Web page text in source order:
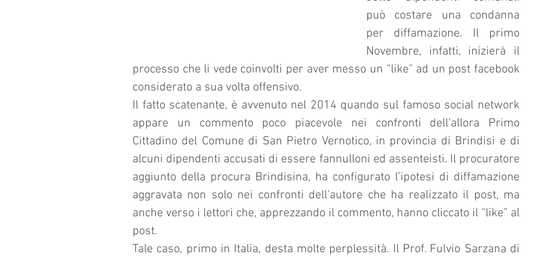
può costare una condanna
per diffamazione. Il primo
Novembre, infatti, inizierà il
processo che li vede coinvolti per aver messo un “like” ad un post facebook
considerato a sua volta offensivo.
Il fatto scatenante, è avvenuto nel 2014 quando sul famoso social network
appare un commento poco piacevole nei confronti dell’allora Primo
Cittadino del Comune di San Pietro Vernotico, in provincia di Brindisi e di
alcuni dipendenti accusati di essere fannulloni ed assenteisti. Il procuratore
aggiunto della procura Brindisina, ha configurato l’ipotesi di diffamazione
aggravata non solo nei confronti dell’autore che ha realizzato il post, ma
anche verso i lettori che, apprezzando il commento, hanno cliccato il “like” al
post.
Tale caso, primo in Italia, desta molte perplessità. Il Prof. Fulvio Sarzana di